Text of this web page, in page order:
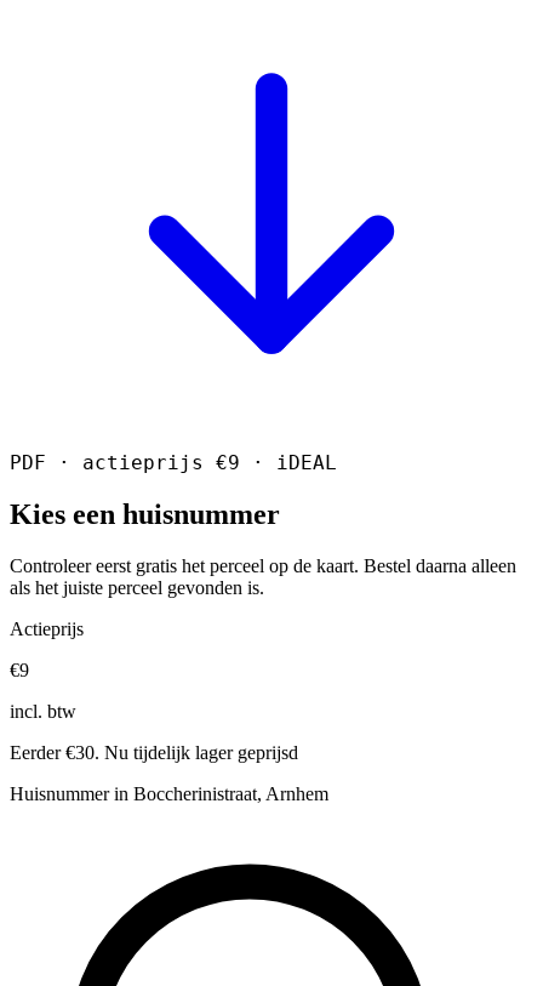
PDF · actieprijs €9 · iDEAL
Kies een huisnummer
Controleer eerst gratis het perceel op de kaart. Bestel daarna alleen
als het juiste perceel gevonden is.
Actieprijs
€9
incl. btw
Eerder €30. Nu tijdelijk lager geprijsd
Huisnummer in Boccherinistraat, Arnhem